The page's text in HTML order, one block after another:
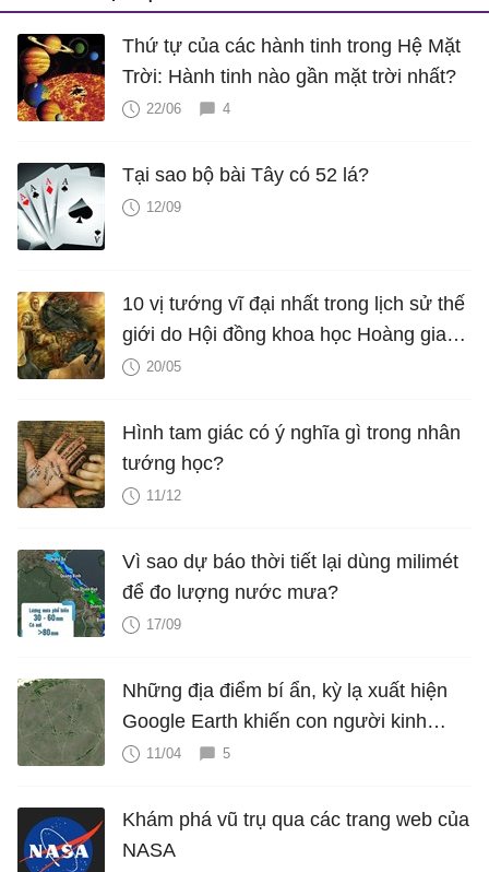
Thứ tự của các hành tinh trong Hệ Mặt
Trời: Hành tinh nào gần mặt trời nhất?
22/06 4
Tại sao bộ bài Tây có 52 lá?
12/09
10 vị tướng vĩ đại nhất trong lịch sử thế
giới do Hội đồng khoa học Hoàng gia
Anh xét phong
20/05
Hình tam giác có ý nghĩa gì trong nhân
tướng học?
11/12
Vì sao dự báo thời tiết lại dùng milimét
để đo lượng nước mưa?
17/09
Những địa điểm bí ẩn, kỳ lạ xuất hiện
Google Earth khiến con người kinh
ngạc11/04 5
Khám phá vũ trụ qua các trang web của
NASA